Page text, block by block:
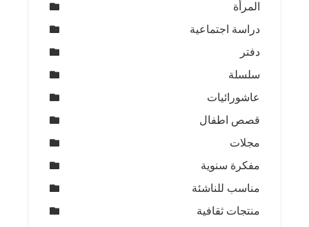
المرأة
دراسة اجتماعية
دفتر
سلسلة
عاشورائيات
قصص اطفال
مجلات
مفكرة سنوية
مناسب للناشئة
منتجات ثقافية